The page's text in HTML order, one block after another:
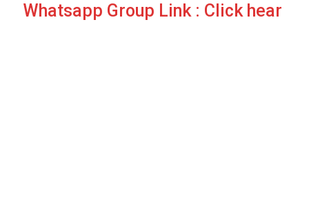
Whatsapp Group Link : Click hear